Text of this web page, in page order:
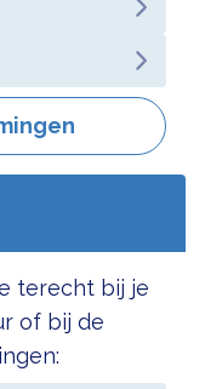
terecht bij je
of bij de